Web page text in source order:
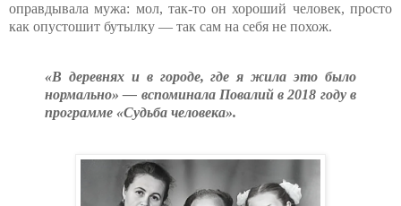
оправдывала мужа: мол, так-то он хороший человек, просто
как опустошит бутылку — так сам на себя не похож.
«В деревнях и в городе, где я жила это было
нормально» — вспоминала Повалий в 2018 году в
программе «Судьба человека».